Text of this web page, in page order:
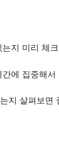
지 미리 체
에 집중해
지 살펴보면